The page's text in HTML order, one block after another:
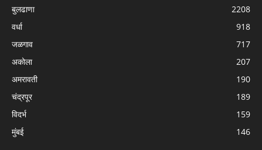
बुलढाणा
2208
वर्धा
918
जळगाव
717
अकोला
207
अमरावती
190
चंद्रपूर
189
विदर्भ
159
मुंबई
146